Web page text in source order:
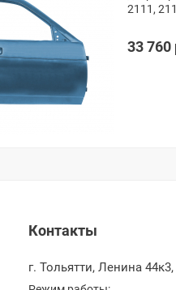
2111,
33 760
Контакты
г. Тольятти, Ленина